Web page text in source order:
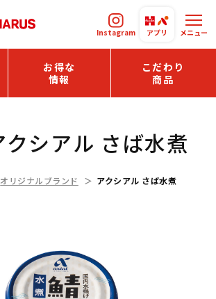
Instagram アプリ メニュー
お得な
情報
こだわり
商品
クシアル さば水煮
オリジナルブランド アクシアル さば水煮